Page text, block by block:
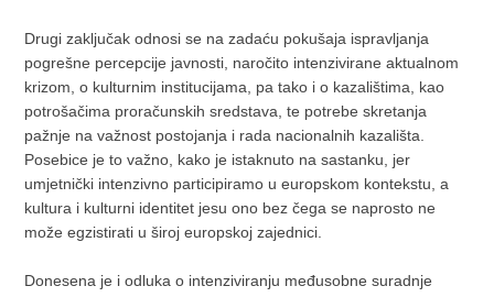
Drugi zaključak odnosi se na zadaću pokušaja ispravljanja
pogrešne percepcije javnosti, naročito intenzivirane aktualnom
krizom, o kulturnim institucijama, pa tako i o kazalištima, kao
potrošačima proračunskih sredstava, te potrebe skretanja
pažnje na važnost postojanja i rada nacionalnih kazališta.
Posebice je to važno, kako je istaknuto na sastanku, jer
umjetnički intenzivno participiramo u europskom kontekstu, a
kultura i kulturni identitet jesu ono bez čega se naprosto ne
može egzistirati u široj europskoj zajednici.
Donesena je i odluka o intenziviranju međusobne suradnje